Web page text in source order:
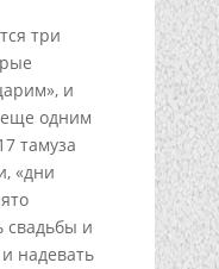
три
и
одним
тамуза
«дни
свадьбы и
надевать